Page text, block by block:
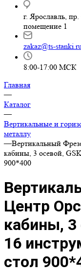
г. Ярославль,
помещение 1
zakaz@ts-
8:00-17:00 МСК
Главная
—
Каталог
—
Вертикальные и
металлу
—Вертикальный
кабины, 3 осевой,
900*400
Центр
кабины, 3
16
стол